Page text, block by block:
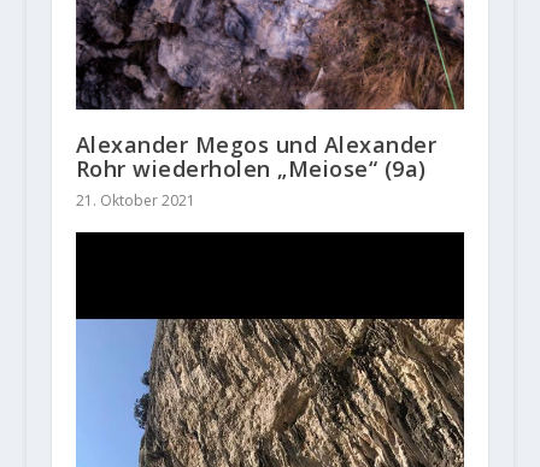
Alexander Megos und Alexander
Rohr wiederholen „Meiose“ (9a)
21. Oktober 2021